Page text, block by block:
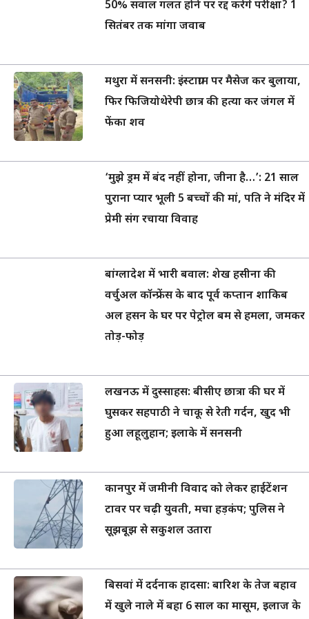
50% सवाल गलत होने पर रद्द करेंगे परीक्षा? 1
सितंबर तक मांगा जवाब
मथुरा में सनसनी: इंस्टाग्राम पर मैसेज कर बुलाया,
फिर फिजियोथेरेपी छात्र की हत्या कर जंगल में
फेंका शव
‘मुझे ड्रम में बंद नहीं होना, जीना है…’: 21 साल
पुराना प्यार भूली 5 बच्चों की मां, पति ने मंदिर में
प्रेमी संग रचाया विवाह
बांग्लादेश में भारी बवाल: शेख हसीना की
वर्चुअल कॉन्फ्रेंस के बाद पूर्व कप्तान शाकिब
अल हसन के घर पर पेट्रोल बम से हमला, जमकर
तोड़-फोड़
लखनऊ में दुस्साहस: बीसीए छात्रा की घर में
घुसकर सहपाठी ने चाकू से रेती गर्दन, खुद भी
हुआ लहूलुहान; इलाके में सनसनी
कानपुर में जमीनी विवाद को लेकर हाईटेंशन
टावर पर चढ़ी युवती, मचा हड़कंप; पुलिस ने
सूझबूझ से सकुशल उतारा
बिसवां में दर्दनाक हादसा: बारिश के तेज बहाव
में खुले नाले में बहा 6 साल का मासूम, इलाज के